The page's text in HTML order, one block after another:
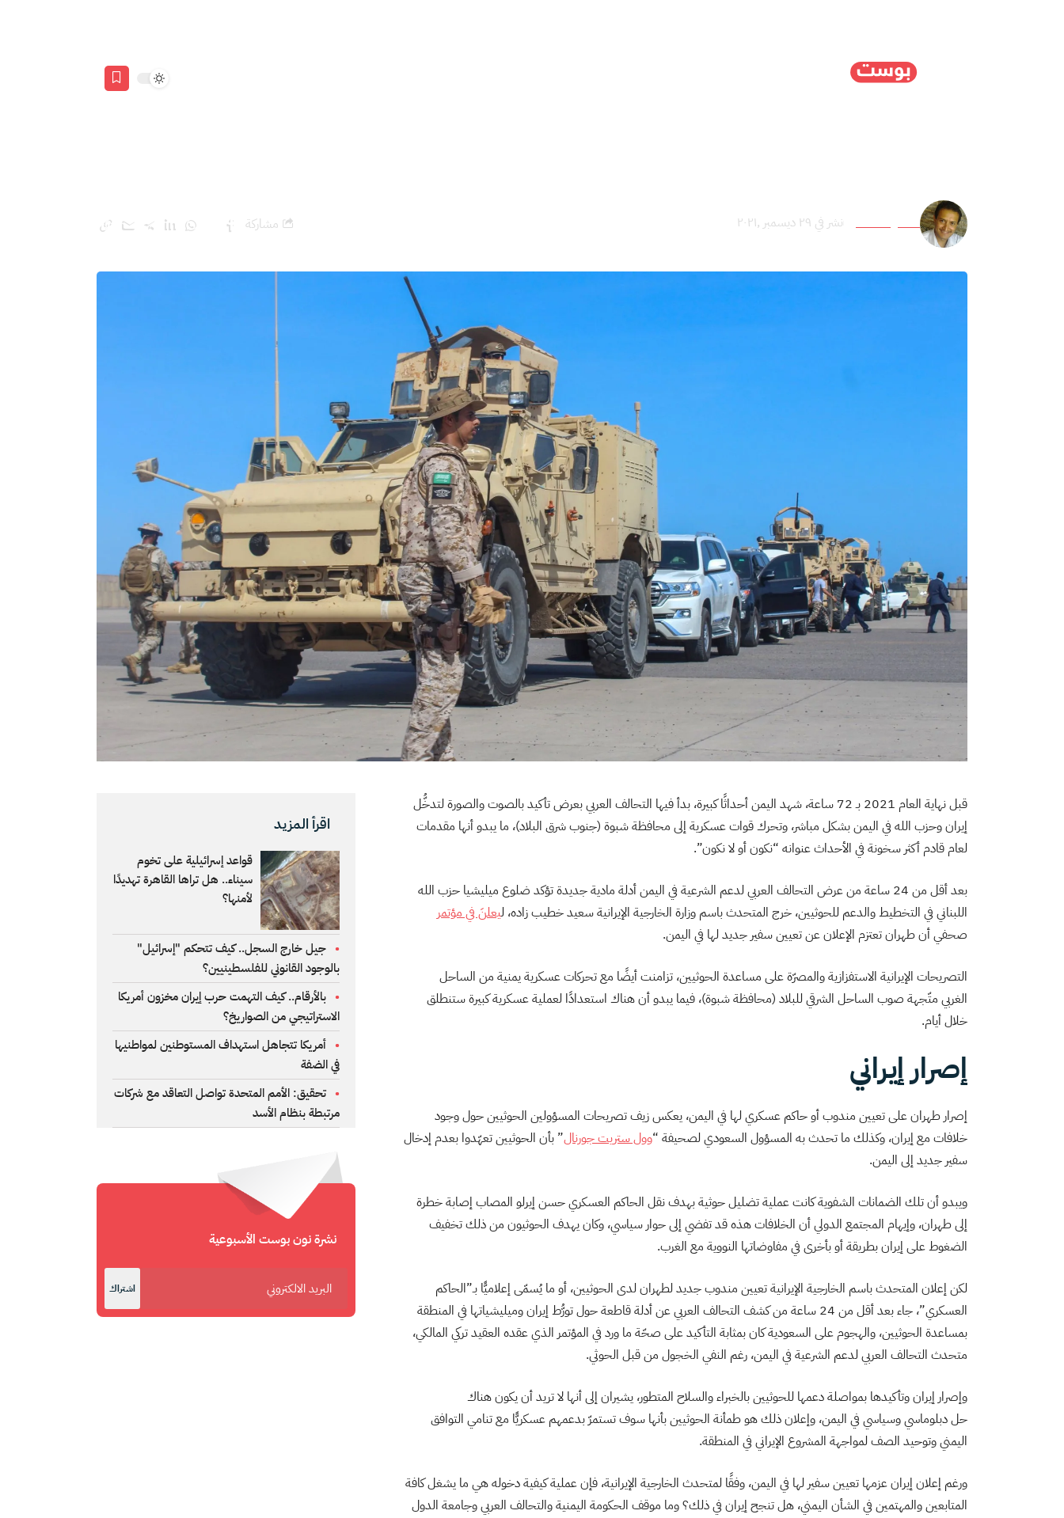
محمود الطاهر نشر في ٢٩ ديسمبر ,٢٠٢١ مشاركة
قبل نهاية العام 2021 بـ 72 ساعة، شهد اليمن أحداثًا كبيرة، بدأ فيها التحالف العربي بعرض تأكيد بالصوت والصورة لتدخُّل
إيران وحزب الله في اليمن بشكل مباشر، وتحرك قوات عسكرية إلى محافظة شبوة (جنوب شرق البلاد)، ما يبدو أنها مقدمات
لعام قادم أكثر سخونة في الأحداث عنوانه “نكون أو لا نكون”.
بعد أقل من 24 ساعة من عرض التحالف العربي لدعم الشرعية في اليمن أدلة مادية جديدة تؤكد ضلوع ميليشيا حزب الله
اللبناني في التخطيط والدعم للحوثيين، خرج المتحدث باسم وزارة الخارجية الإيرانية سعيد خطيب زاده، ليعلنَ في مؤتمر
صحفي أن طهران تعتزم الإعلان عن تعيين سفير جديد لها في اليمن.
التصريحات الإيرانية الاستفزازية والمصرّة على مساعدة الحوثيين، تزامنت أيضًا مع تحركات عسكرية يمنية من الساحل
الغربي متّجهة صوب الساحل الشرقي للبلاد (محافظة شبوة)، فيما يبدو أن هناك استعدادًا لعملية عسكرية كبيرة ستنطلق
خلال أيام.
إصرار إيراني
إصرار طهران على تعيين مندوب أو حاكم عسكري لها في اليمن، يعكس زيف تصريحات المسؤولين الحوثيين حول وجود
خلافات مع إيران، وكذلك ما تحدث به المسؤول السعودي لصحيفة “وول ستريت جورنال” بأن الحوثيين تعهّدوا بعدم إدخال
سفير جديد إلى اليمن.
ويبدو أن تلك الضمانات الشفوية كانت عملية تضليل حوثية بهدف نقل الحاكم العسكري حسن إيرلو المصاب إصابة خطرة
إلى طهران، وإيهام المجتمع الدولي أن الخلافات هذه قد تفضي إلى حوار سياسي، وكان يهدف الحوثيون من ذلك تخفيف
الضغوط على إيران بطريقة أو بأخرى في مفاوضاتها النووية مع الغرب.
لكن إعلان المتحدث باسم الخارجية الإيرانية تعيين مندوب جديد لطهران لدى الحوثيين، أو ما يُسمّى إعلاميًّا بـ”الحاكم
العسكري”، جاء بعد أقل من 24 ساعة من كشف التحالف العربي عن أدلة قاطعة حول تورُّط إيران وميليشياتها في المنطقة
بمساعدة الحوثيين، والهجوم على السعودية كان بمثابة التأكيد على صحّة ما ورد في المؤتمر الذي عقده العقيد تركي المالكي،
متحدث التحالف العربي لدعم الشرعية في اليمن، رغم النفي الخجول من قبل الحوثي.
وإصرار إيران وتأكيدها بمواصلة دعمها للحوثيين بالخبراء والسلاح المتطور، يشيران إلى أنها لا تريد أن يكون هناك
حل دبلوماسي وسياسي في اليمن، وإعلان ذلك هو طمأنة الحوثيين بأنها سوف تستمرّ بدعمهم عسكريًّا مع تنامي التوافق
اليمني وتوحيد الصف لمواجهة المشروع الإيراني في المنطقة.
ورغم إعلان إيران عزمها تعيين سفير لها في اليمن، وفقًا لمتحدث الخارجية الإيرانية، فإن عملية كيفية دخوله هي ما يشغل كافة
المتابعين والمهتمين في الشأن اليمني، هل تنجح إيران في ذلك؟ وما موقف الحكومة اليمنية والتحالف العربي وجامعة الدول
اقرأ المزيد
قواعد إسرائيلية على تخوم
سيناء.. هل تراها القاهرة تهديدًا
لأمنها؟
جيل خارج السجل.. كيف تتحكم "إسرائيل"
بالوجود القانوني للفلسطينيين؟
بالأرقام.. كيف التهمت حرب إيران مخزون أمريكا
الاستراتيجي من الصواريخ؟
أمريكا تتجاهل استهداف المستوطنين لمواطنيها
في الضفة
تحقيق: الأمم المتحدة تواصل التعاقد مع شركات
مرتبطة بنظام الأسد
نشرة نون بوست الأسبوعية
اشتراك